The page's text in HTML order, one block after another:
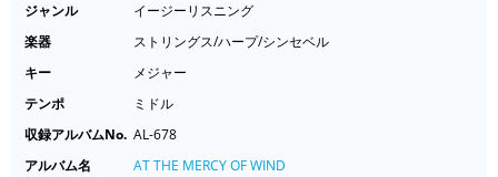
ジャンル
イージーリスニング
楽器
ストリングス/ハープ/シンセベル
キー
メジャー
テンポ
ミドル
収録アルバムNo. AL-678
アルバム名
AT THE MERCY OF WIND